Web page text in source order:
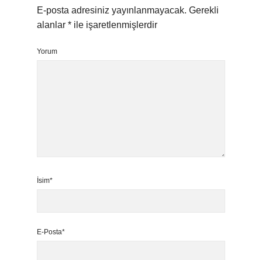
E-posta adresiniz yayınlanmayacak. Gerekli
alanlar * ile işaretlenmişlerdir
Yorum
İsim*
E-Posta*